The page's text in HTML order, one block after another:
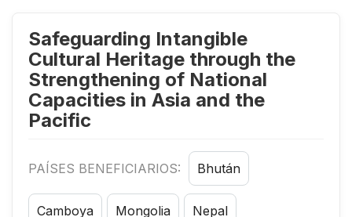
Safeguarding Intangible
Cultural Heritage through the
Strengthening of National
Capacities in Asia and the
Pacific
PAÍSES BENEFICIARIOS: Bhután
Camboya Mongolia Nepal